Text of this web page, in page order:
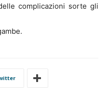
complicazioni sorte gli